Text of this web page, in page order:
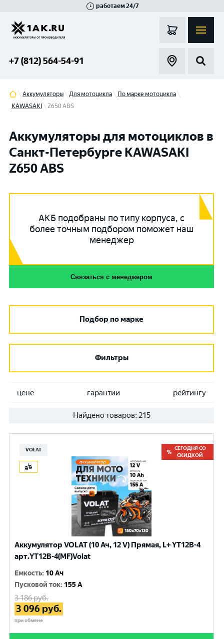
работаем 24/7
+7 (812) 564-54-91
Аккумуляторы Для мотоцикла
По марке мотоцикла
KAWASAKI
Z650 ABS
Аккумуляторы для мотоциклов в
Санкт-Петербурге KAWASAKI
Z650 ABS
АКБ подобраны по типу корпуса, с
более точным подбором поможет наш
менеджер
Связаться с менеджером
Подбор по марке
Фильтры
цене гарантии рейтингу
Найдено товаров: 215
VOLAT
СЕГОДНЯ СО
СКИДКОЙ
Аккумулятор VOLAT (10 Ач, 12 V) Прямая, L+ YT12B-4
арт.YT12B-4(MF)Volat
Емкость: 10 Ач
Пусковой ток: 155 A
3 186руб.
3 096 руб.
при обмене
Гатчина